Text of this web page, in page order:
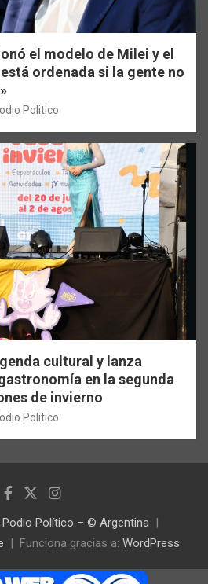
el modelo de Milei y el
ordenada si la gente no
Politico
cultural y lanza
en la segunda
de invierno
Politico
Podio Político – © Argentina
Funciona gracias a: WordPress